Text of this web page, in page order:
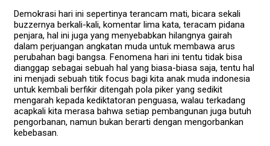
Demokrasi hari ini sepertinya terancam mati, bicara sekali
buzzernya berkali-kali, komentar lima kata, teracam pidana
penjara, hal ini juga yang menyebabkan hilangnya gairah
dalam perjuangan angkatan muda untuk membawa arus
perubahan bagi bangsa. Fenomena hari ini tentu tidak bisa
dianggap sebagai sebuah hal yang biasa-biasa saja, tentu hal
ini menjadi sebuah titik focus bagi kita anak muda indonesia
untuk kembali berfikir ditengah pola piker yang sedikit
mengarah kepada kediktatoran penguasa, walau terkadang
acapkali kita merasa bahwa setiap pembangunan juga butuh
pengorbanan, namun bukan berarti dengan mengorbankan
kebebasan.